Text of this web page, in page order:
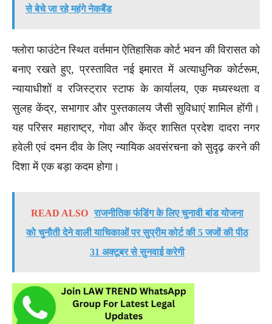
से बेचे जा रहे महंगे नेकबैंड
फ्लोरा फाउंटेन स्थित वर्तमान ऐतिहासिक कोर्ट भवन की विरासत को
बनाए रखते हुए, प्रस्तावित नई इमारत में अत्याधुनिक कोर्टरूम,
न्यायाधीशों व रजिस्ट्रार स्टाफ के कार्यालय, एक मध्यस्थता व
सुलह केंद्र, सभागार और पुस्तकालय जैसी सुविधाएं शामिल होंगी।
यह परिसर महाराष्ट्र, गोवा और केंद्र शासित प्रदेश दादरा नगर
हवेली एवं दमन दीव के लिए न्यायिक अवसंरचना को सुदृढ़ करने की
दिशा में एक बड़ा कदम होगा।
READ ALSO राजनीतिक फंडिंग के लिए चुनावी बांड योजना
को चुनौती देने वाली याचिकाओं पर सुप्रीम कोर्ट की 5 जजों की पीठ
31 अक्टूबर से सुनवाई करेगी